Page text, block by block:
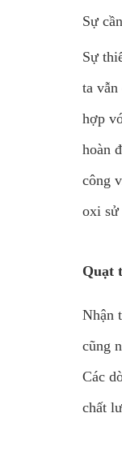
Sự
Sự
ta
hợp
hoàn
công
oxi sử
Quạt
Nhận
cũng
Các
chất